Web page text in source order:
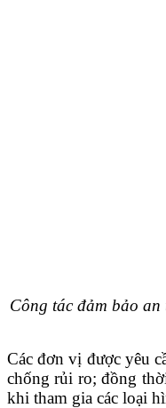
Công tác đảm bảo
Các đơn vị được yêu
chống rủi ro; đồng
khi tham gia các loại